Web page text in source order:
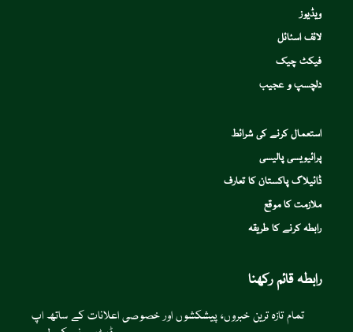
ویڈیوز
لائف اسٹائل
فیکٹ چیک
دلچسپ و عجیب
استعمال کرنے کی شرائط
پرائیویسی پالیسی
ڈائیلاگ پاکستان کا تعارف
ملازمت کا موقع
رابطہ کرنے کا طریقہ
رابطہ قائم رکھنا
تمام تازہ ترین خبروں، پیشکشوں اور خصوصی اعلانات کے ساتھ اپ